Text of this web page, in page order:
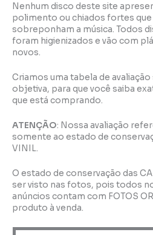
Nenhum disco deste site
polimento ou chiados fortes que
sobreponham a música. Todos
foram higienizados e vão com
novos.
Criamos uma tabela de
objetiva, para que você saiba
que está comprando.
ATENÇÃO: Nossa avaliação
somente ao estado de
VINIL.
O estado de conservação das
ser visto nas fotos, pois todos
anúncios contam com FOTOS
produto à venda.